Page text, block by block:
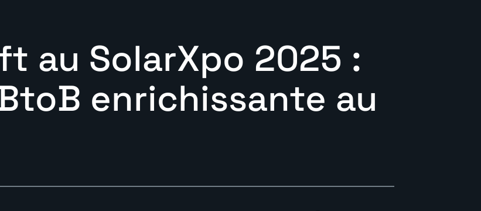
au SolarXpo 2025 :
enrichissante au